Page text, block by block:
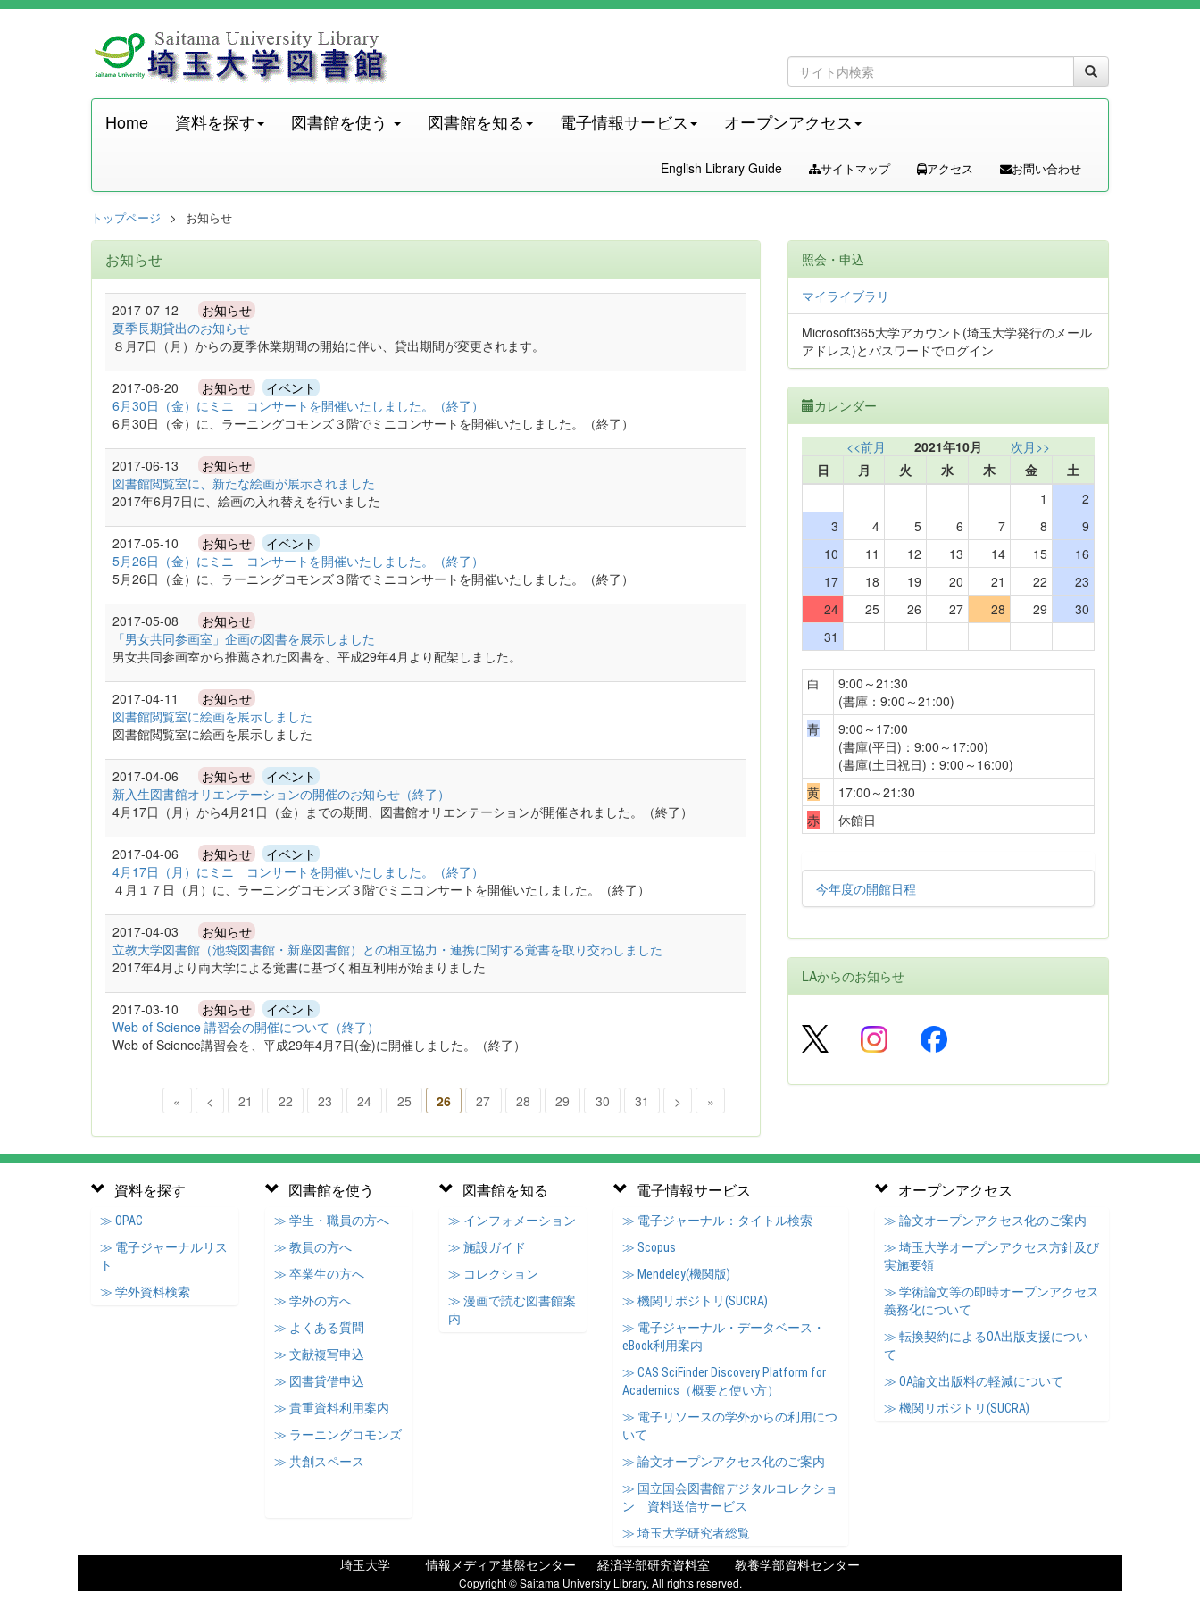
Home 資料を探す 図書館を使う 図書館を知る 電子情報サービス オープンアクセス
English Library Guide サイトマップ アクセス お問い合わせ
トップページ お知らせ
お知らせ
2017-07-12 お知らせ
夏季長期貸出のお知らせ
８月7日（月）からの夏季休業期間の開始に伴い、貸出期間が変更されます。
2017-06-20 お知らせ イベント
6月30日（金）にミニ コンサートを開催いたしました。（終了）
6月30日（金）に、ラーニングコモンズ３階でミニコンサートを開催いたしました。（終了）
2017-06-13 お知らせ
図書館閲覧室に、新たな絵画が展示されました
2017年6月7日に、絵画の入れ替えを行いました
2017-05-10 お知らせ イベント
5月26日（金）にミニ コンサートを開催いたしました。（終了）
5月26日（金）に、ラーニングコモンズ３階でミニコンサートを開催いたしました。（終了）
2017-05-08 お知らせ
「男女共同参画室」企画の図書を展示しました
男女共同参画室から推薦された図書を、平成29年4月より配架しました。
2017-04-11 お知らせ
図書館閲覧室に絵画を展示しました
図書館閲覧室に絵画を展示しました
2017-04-06 お知らせ イベント
新入生図書館オリエンテーションの開催のお知らせ（終了）
4月17日（月）から4月21日（金）までの期間、図書館オリエンテーションが開催されました。（終了）
2017-04-06 お知らせ イベント
4月17日（月）にミニ コンサートを開催いたしました。（終了）
４月１７日（月）に、ラーニングコモンズ３階でミニコンサートを開催いたしました。（終了）
2017-04-03 お知らせ
立教大学図書館（池袋図書館・新座図書館）との相互協力・連携に関する覚書を取り交わしました
2017年4月より両大学による覚書に基づく相互利用が始まりました
2017-03-10 お知らせ イベント
Web of Science 講習会の開催について（終了）
Web of Science講習会を、平成29年4月7日(金)に開催しました。（終了）
« < 21 22 23 24 25 26 27 28 29 30 31 > »
照会・申込
マイライブラリ
Microsoft365大学アカウント(埼玉大学発行のメール
アドレス)とパスワードでログイン
カレンダー
<<前月 2021年10月
次月>>
日
月 火 水 木 金
土
1
2
3
4 5 6 7 8
9
10
11 12 13 14 15
16
17
18 19 20 21 22
23
24
25 26 27 28 29
30
31
白
9:00～21:30
(書庫：9:00～21:00)
青
9:00～17:00
(書庫(平日)：9:00～17:00)
(書庫(土日祝日)：9:00～16:00)
黄
17:00～21:30
赤
休館日
今年度の開館日程
LAからのお知らせ
資料を探す
≫ OPAC
≫ 電子ジャーナルリス
ト
≫ 学外資料検索
図書館を使う
≫ 学生・職員の方へ
≫ 教員の方へ
≫ 卒業生の方へ
≫ 学外の方へ
≫ よくある質問
≫ 文献複写申込
≫ 図書貸借申込
≫ 貴重資料利用案内
≫ ラーニングコモンズ
≫ 共創スペース
図書館を知る
≫ インフォメーション
≫ 施設ガイド
≫ コレクション
≫ 漫画で読む図書館案
内
電子情報サービス
≫ 電子ジャーナル：タイトル検索
≫ Scopus
≫ Mendeley(機関版)
≫ 機関リポジトリ(SUCRA)
≫ 電子ジャーナル・データベース・
eBook利用案内
≫ CAS SciFinder Discovery Platform for
Academics（概要と使い方）
≫ 電子リソースの学外からの利用につ
いて
≫ 論文オープンアクセス化のご案内
≫ 国立国会図書館デジタルコレクショ
ン 資料送信サービス
≫ 埼玉大学研究者総覧
オープンアクセス
≫ 論文オープンアクセス化のご案内
≫ 埼玉大学オープンアクセス方針及び
実施要領
≫ 学術論文等の即時オープンアクセス
義務化について
≫ 転換契約によるOA出版支援につい
て
≫ OA論文出版料の軽減について
≫ 機関リポジトリ(SUCRA)
埼玉大学 情報メディア基盤センター 経済学部研究資料室 教養学部資料センター
Copyright © Saitama University Library, All rights reserved.